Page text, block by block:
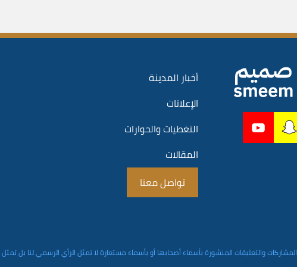
أخبار المدينة
الإعلانات
التغطيات والحوارات
المقالات
تواصل معنا
المشاركات والتعليقات المنشورة بأسماء أصحابها أو بأسماء مستعارة لا تمثل الرأي الرسمي لنا بل